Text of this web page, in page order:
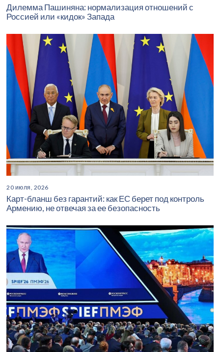
Дилемма Пашиняна: нормализация отношений с
Россией или «кидок» Запада
20 июля, 2026
Карт-бланш без гарантий: как ЕС берет под контроль
Армению, не отвечая за ее безопасность